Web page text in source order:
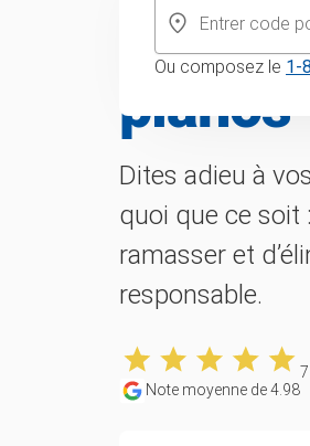
et en
pianos
Dites adieu à
quoi que ce soit
ramasser et
responsable.
Note moyenne de4.98
Ou composez le 1-